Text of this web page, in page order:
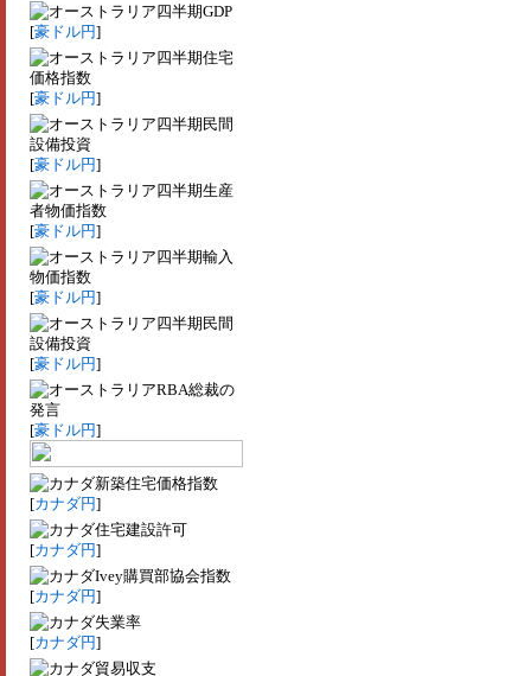
四半期GDP
[豪ドル円]
四半期住宅
価格指数
[豪ドル円]
四半期民間
設備投資
[豪ドル円]
四半期生産
者物価指数
[豪ドル円]
四半期輸入
物価指数
[豪ドル円]
四半期民間
設備投資
[豪ドル円]
RBA総裁の
発言
[豪ドル円]
新築住宅価格指数
[カナダ円]
住宅建設許可
[カナダ円]
Ivey購買部協会指数
[カナダ円]
失業率
[カナダ円]
貿易収支